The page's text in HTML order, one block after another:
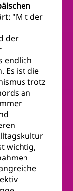
"Mit der
der
endlich
Es ist die
trotz
an
wichtig,